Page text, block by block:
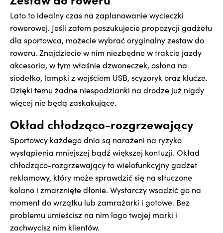
Lato to idealny czas na zaplanowanie wycieczki
rowerowej. Jeśli zatem poszukujecie propozycji gadżetu
dla sportowca, możecie wybrać oryginalny zestaw do
roweru. Znajdziecie w nim niezbędne w trakcie jazdy
akcesoria, w tym właśnie dzwoneczek, osłona na
siodełko, lampki z wejściem USB, scyzoryk oraz klucze.
Dzięki temu żadne niespodzianki na drodze już nigdy
więcej nie będą zaskakujące.
Okład chłodząco-rozgrzewający
Sportowcy każdego dnia są narażeni na ryzyko
wystąpienia mniejszej bądź większej kontuzji. Okład
chłodząco-rozgrzewający to wielofunkcyjny gadżet
reklamowy, który może sprawdzić się na stłuczone
kolano i zmarznięte dłonie. Wystarczy wsadzić go na
moment do wrzątku lub zamrażarki i gotowe. Bez
problemu umieścisz na nim logo twojej marki i
zachwycisz nim klientów.